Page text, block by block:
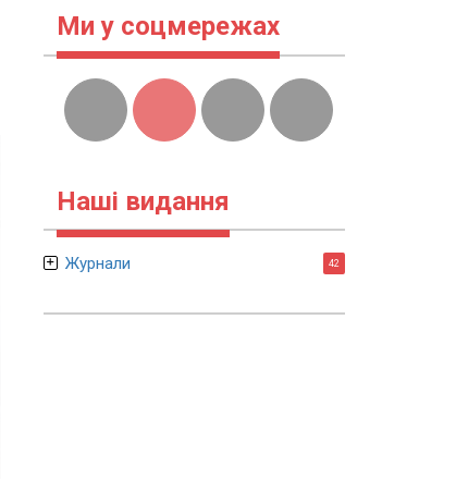
Ми у соцмережах
Наші видання
Журнали 42